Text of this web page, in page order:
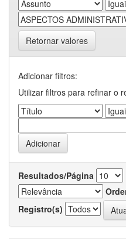
Retornar valores
Adicionar filtros:
Utilizar filtros para refinar o
Resultados/Página
Registro(s)